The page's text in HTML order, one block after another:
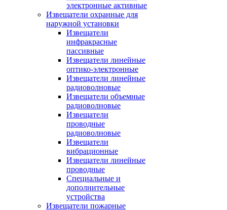
электронные активные
Извещатели охранные для
наружной установки
Извещатели
инфракрасные
пассивные
Извещатели линейные
оптико-электронные
Извещатели линейные
радиоволновые
Извещатели объемные
радиоволновые
Извещатели
проводные
радиоволновые
Извещатели
вибрационные
Извещатели линейные
проводные
Специальные и
дополнительные
устройства
Извещатели пожарные